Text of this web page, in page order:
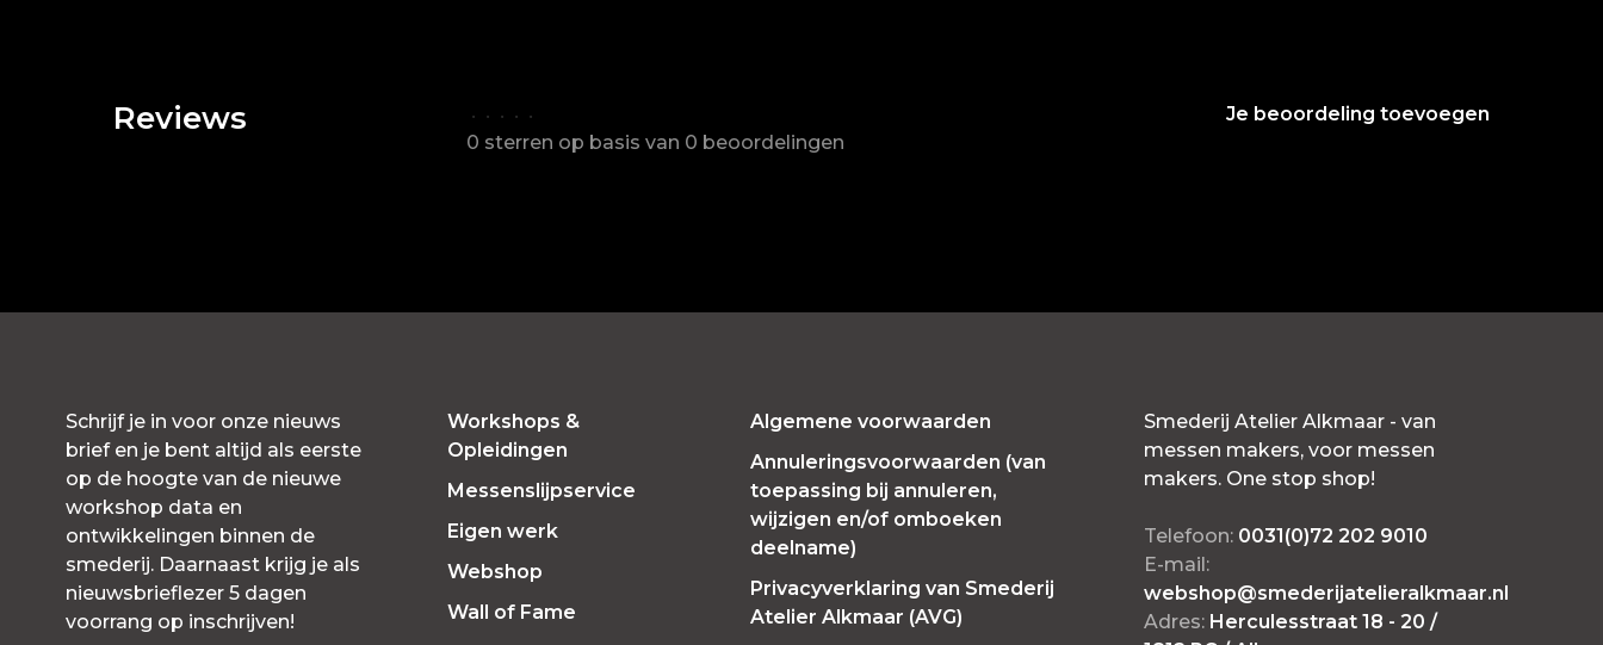
Reviews • • • • •
0 sterren op basis van 0 beoordelingen
Je beoordeling toevoegen
Schrijf je in voor onze nieuws
brief en je bent altijd als eerste
op de hoogte van de nieuwe
workshop data en
ontwikkelingen binnen de
smederij. Daarnaast krijg je als
nieuwsbrieflezer 5 dagen
voorrang op inschrijven!
Workshops &
Opleidingen
Messenslijpservice
Eigen werk
Webshop
Wall of Fame
Algemene voorwaarden
Annuleringsvoorwaarden (van
toepassing bij annuleren,
wijzigen en/of omboeken
deelname)
Privacyverklaring van Smederij
Atelier Alkmaar (AVG)
Smederij Atelier Alkmaar - van
messen makers, voor messen
makers. One stop shop!
Telefoon: 0031(0)72 202 9010
E-mail:
webshop@smederijatelieralkmaar.nl
Adres: Herculesstraat 18 - 20 /